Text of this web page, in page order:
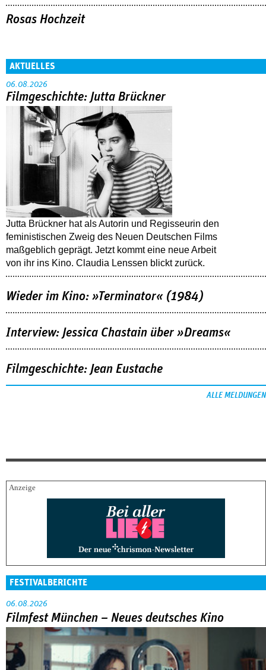
Rosas Hochzeit
AKTUELLES
06.08.2026
Filmgeschichte: Jutta Brückner
Jutta Brückner hat als Autorin und Regisseurin den
feministischen Zweig des Neuen Deutschen Films
maßgeblich geprägt. Jetzt kommt eine neue Arbeit
von ihr ins Kino. Claudia Lenssen blickt zurück.
Wieder im Kino: »Terminator« (1984)
Interview: Jessica Chastain über »Dreams«
Filmgeschichte: Jean Eustache
ALLE MELDUNGEN
FESTIVALBERICHTE
06.08.2026
Filmfest München – Neues deutsches Kino